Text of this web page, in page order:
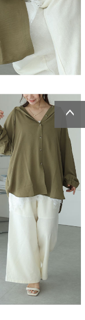
ページトッ
ページトッ